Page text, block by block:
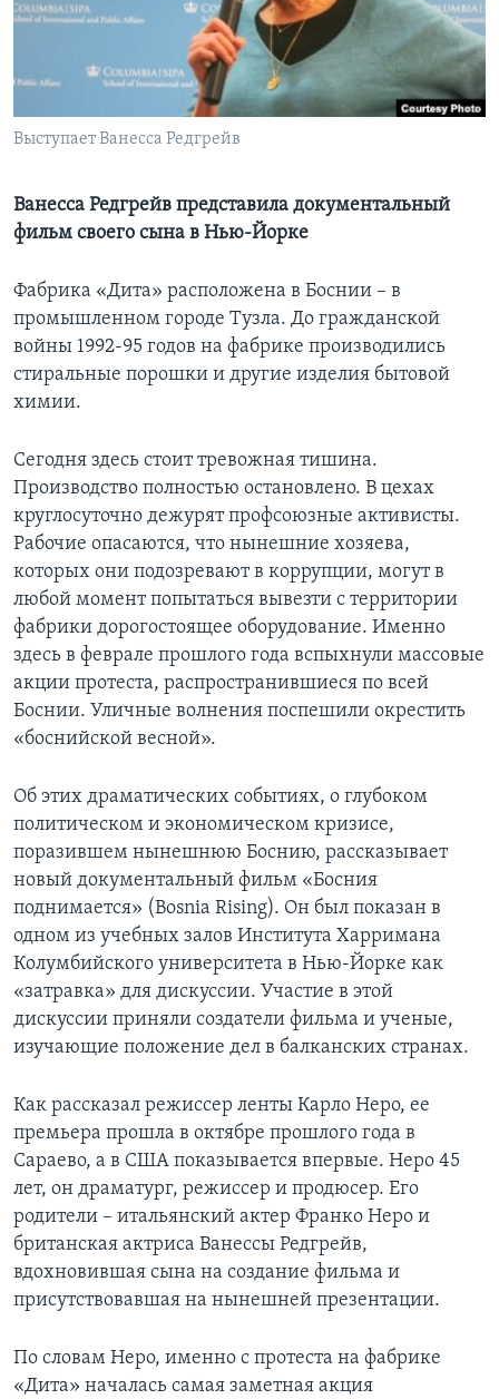
Языки
Выступает Ванесса Редгрейв
Ванесса Редгрейв представила документальный
фильм своего сына в Нью-Йорке
Фабрика «Дита» расположена в Боснии – в
промышленном городе Тузла. До гражданской
войны 1992-95 годов на фабрике производились
стиральные порошки и другие изделия бытовой
химии.
Сегодня здесь стоит тревожная тишина.
Производство полностью остановлено. В цехах
круглосуточно дежурят профсоюзные активисты.
Рабочие опасаются, что нынешние хозяева,
которых они подозревают в коррупции, могут в
любой момент попытаться вывезти с территории
фабрики дорогостоящее оборудование. Именно
здесь в феврале прошлого года вспыхнули массовые
акции протеста, распространившиеся по всей
Боснии. Уличные волнения поспешили окрестить
«боснийской весной».
Об этих драматических событиях, о глубоком
политическом и экономическом кризисе,
поразившем нынешнюю Боснию, рассказывает
новый документальный фильм «Босния
поднимается» (Bosnia Rising). Он был показан в
одном из учебных залов Института Харримана
Колумбийского университета в Нью-Йорке как
«затравка» для дискуссии. Участие в этой
дискуссии приняли создатели фильма и ученые,
изучающие положение дел в балканских странах.
Как рассказал режиссер ленты Карло Неро, ее
премьера прошла в октябре прошлого года в
Сараево, а в США показывается впервые. Неро 45
лет, он драматург, режиссер и продюсер. Его
родители – итальянский актер Франко Неро и
британская актриса Ванессы Редгрейв,
вдохновившая сына на создание фильма и
присутствовавшая на нынешней презентации.
По словам Неро, именно с протеста на фабрике
«Дита» началась самая заметная акция